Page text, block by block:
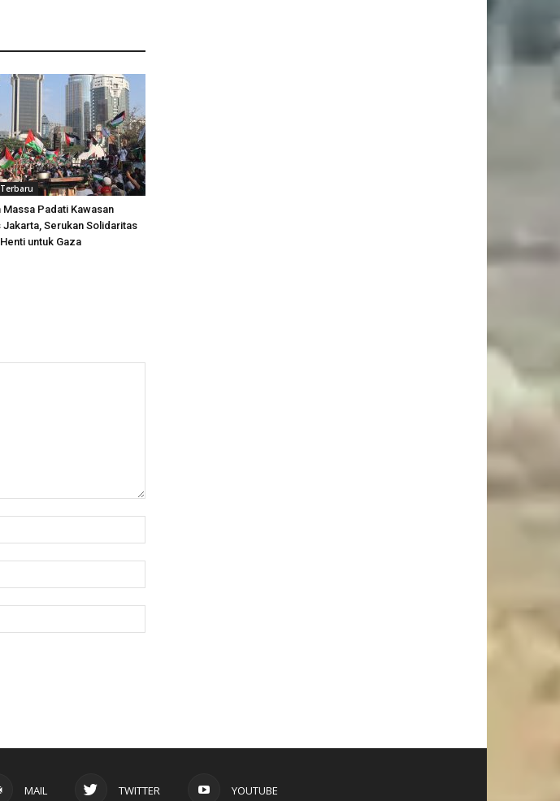
Massa Padati Kawasan
Jakarta, Serukan Solidaritas
untuk Gaza
MAIL TWITTER YOUTUBE